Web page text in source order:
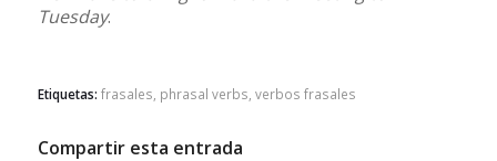
Tuesday.
Etiquetas: frasales phrasal verbs verbos frasales
Compartir esta entrada